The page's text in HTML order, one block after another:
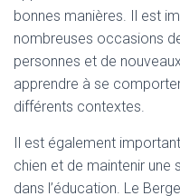
bonnes manières. Il est
nombreuses occasions
personnes et de
apprendre à se
différents contextes.
Il est également
chien et de maintenir une
dans l’éducation. Le